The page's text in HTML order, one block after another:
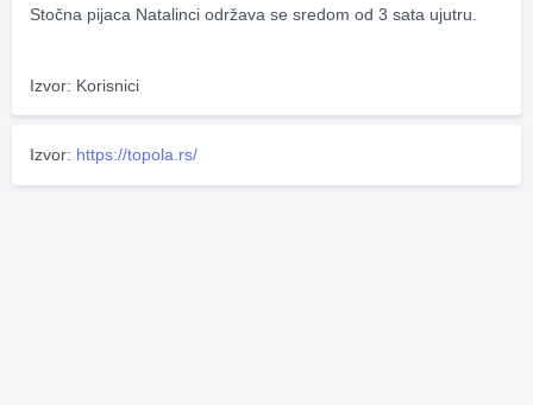
Stočna pijaca Natalinci održava se sredom od 3 sata ujutru.
Izvor: Korisnici
Izvor: https://topola.rs/